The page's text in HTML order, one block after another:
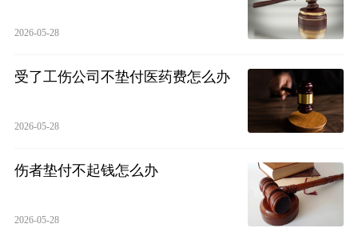
2026-05-28
受了工伤公司不垫付医药费怎么办
2026-05-28
伤者垫付不起钱怎么办
2026-05-28